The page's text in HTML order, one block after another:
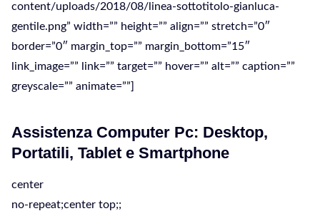
content/uploads/2018/08/linea-sottotitolo-gianluca-
gentile.png” width=”” height=”” align=”” stretch=”0″
border=”0″ margin_top=”” margin_bottom=”15″
link_image=”” link=”” target=”” hover=”” alt=”” caption=””
greyscale=”” animate=””]
Assistenza Computer Pc: Desktop,
Portatili, Tablet e Smartphone
center
no-repeat;center top;;